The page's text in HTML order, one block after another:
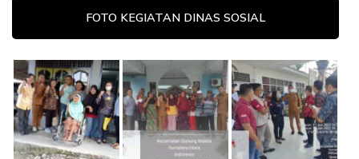
FOTO KEGIATAN DINAS SOSIAL